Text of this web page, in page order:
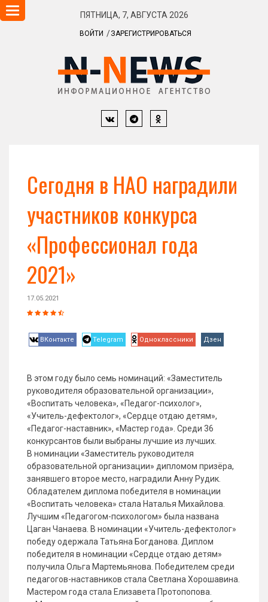
ПЯТНИЦА, 7, АВГУСТА 2026
ВОЙТИ ЗАРЕГИСТРИРОВАТЬСЯ
Навигация
Сегодня в НАО наградили
участников конкурса
«Профессионал года
2021»
17.05.2021
ВКонтакте Telegram Одноклассники Дзен
В этом году было семь номинаций: «Заместитель
руководителя образовательной организации»,
«Воспитать человека», «Педагог-психолог»,
«Учитель-дефектолог», «Сердце отдаю детям»,
«Педагог-наставник», «Мастер года». Среди 36
конкурсантов были выбраны лучшие из лучших.
В номинации «Заместитель руководителя
образовательной организации» дипломом призёра,
занявшего второе место, наградили Анну Рудик.
Обладателем диплома победителя в номинации
«Воспитать человека» стала Наталья Михайлова.
Лучшим «Педагогом-психологом» была названа
Цаган Чанаева. В номинации «Учитель-дефектолог»
победу одержала Татьяна Богданова. Диплом
победителя в номинации «Сердце отдаю детям»
получила Ольга Мартемьянова. Победителем среди
педагогов-наставников стала Светлана Хорошавина.
Мастером года стала Елизавета Протопопова.